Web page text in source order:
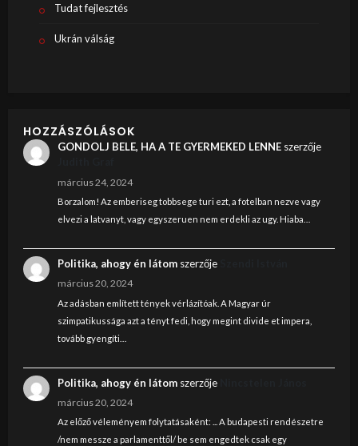
Tudat fejlesztés
Ukrán válság
HOZZÁSZÓLÁSOK
GONDOLJ BELE, HA A TE GYERMEKED LENNEszerzője
március 24, 2024
Borzalom! Az emberiseg tobbsege turi ezt, a fotelban nezve vagy
elvezi a latvanyt, vagy egyszeruen nem erdekli az ugy. Hiaba…
Politika, ahogy én látomszerzője
március 20, 2024
Az adásban említett tények vérlázítóak. A Magyar úr
szimpatikussága azt a tényt fedi, hogy megint divide et impera,
tovább gyengíti…
Politika, ahogy én látomszerzője
március 20, 2024
Az előző véleményem folytatásaként: ... A budapesti rendészetre
/nem messze a parlamenttől/ be sem engedtek csak egy